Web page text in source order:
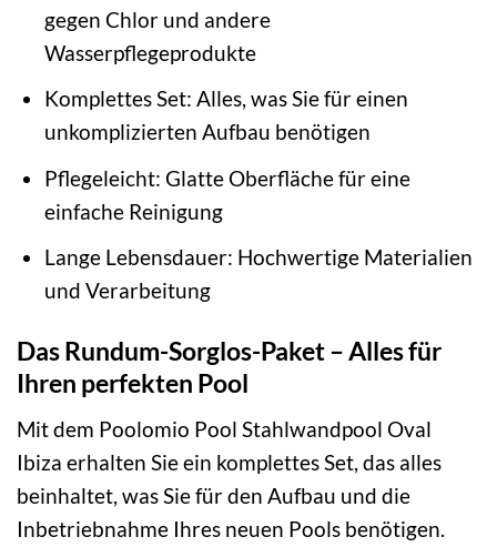
gegen Chlor und andere
Wasserpflegeprodukte
Komplettes Set: Alles, was Sie für einen
unkomplizierten Aufbau benötigen
Pflegeleicht: Glatte Oberfläche für eine
einfache Reinigung
Lange Lebensdauer: Hochwertige Materialien
und Verarbeitung
Das Rundum-Sorglos-Paket – Alles für
Ihren perfekten Pool
Mit dem Poolomio Pool Stahlwandpool Oval
Ibiza erhalten Sie ein komplettes Set, das alles
beinhaltet, was Sie für den Aufbau und die
Inbetriebnahme Ihres neuen Pools benötigen.